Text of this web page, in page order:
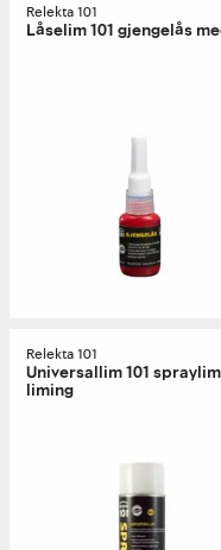
Relekta 101
Låselim 101 gjengelås
Relekta 101
Universallim 101
liming